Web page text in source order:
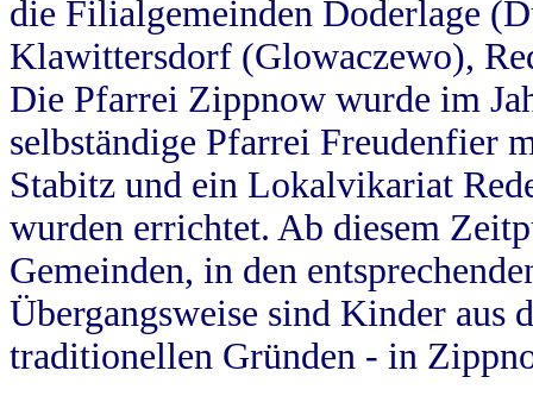
die Filialgemeinden Doderlage
Klawittersdorf (Glowaczewo),
Die Pfarrei Zippnow wurde im
selbständige Pfarrei Freudenfier
Stabitz und ein Lokalvikariat
wurden errichtet. Ab diesem
Gemeinden, in den
Übergangsweise sind Kinder aus
traditionellen Gründen - in